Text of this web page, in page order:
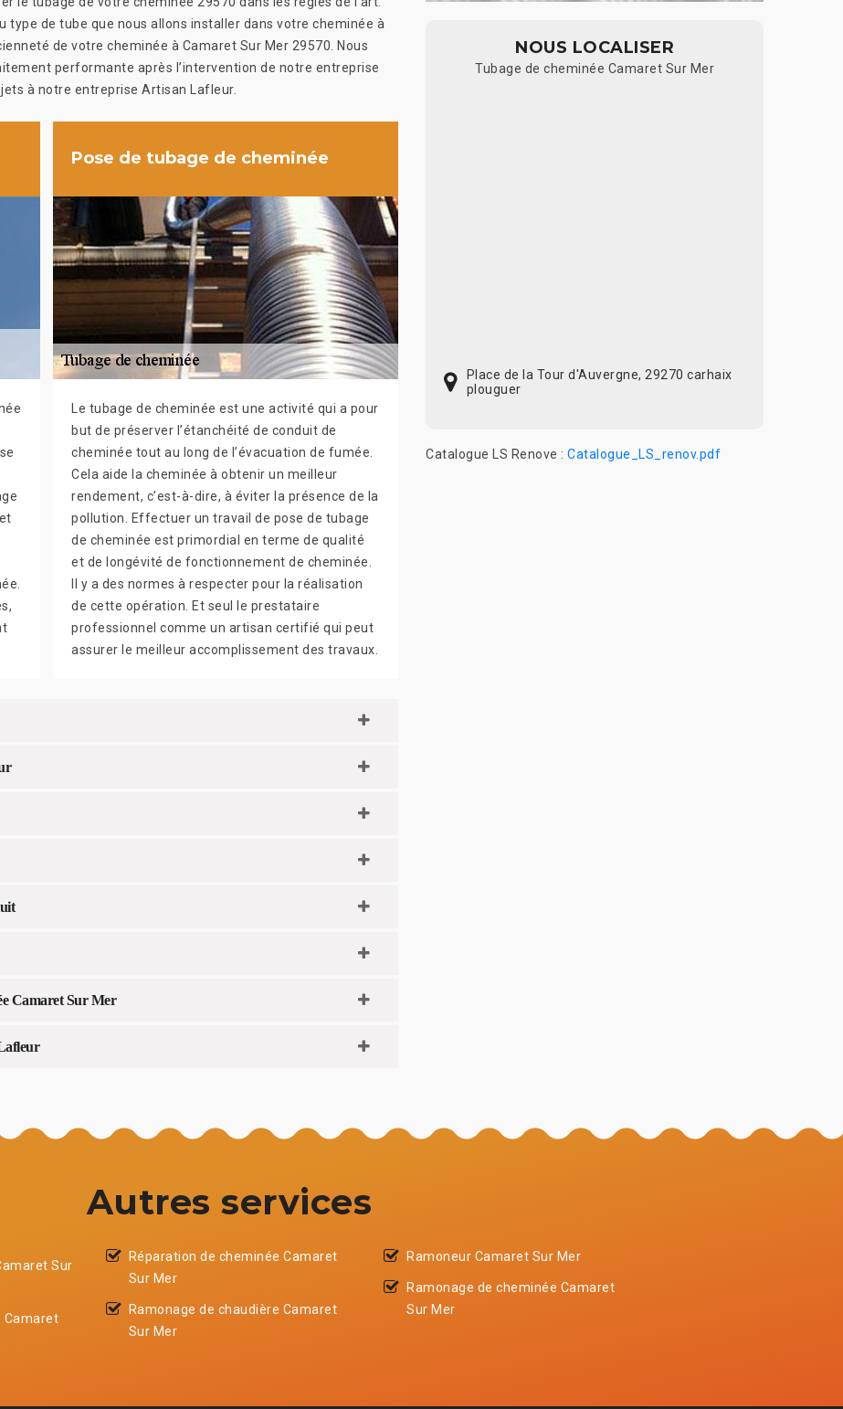
type de tube que nous allons installer dans votre cheminée à
de votre cheminée à Camaret Sur Mer 29570. Nous
performante après l’intervention de notre entreprise
à notre entreprise Artisan Lafleur.
Pose de tubage de cheminée
Le tubage de cheminée est une activité qui a pour
but de préserver l’étanchéité de conduit de
cheminée tout au long de l’évacuation de fumée.
Cela aide la cheminée à obtenir un meilleur
rendement, c’est-à-dire, à éviter la présence de la
pollution. Effectuer un travail de pose de tubage
de cheminée est primordial en terme de qualité
et de longévité de fonctionnement de cheminée.
Il y a des normes à respecter pour la réalisation
de cette opération. Et seul le prestataire
professionnel comme un artisan certifié qui peut
assurer le meilleur accomplissement des travaux.
Camaret Sur Mer
NOUS LOCALISER
Tubage de cheminée Camaret Sur Mer
Place de la Tour d'Auvergne, 29270 carhaix
plouguer
Catalogue LS Renove : Catalogue_LS_renov.pdf
Autres services
Sur
Camaret
Réparation de cheminée Camaret
Sur Mer
Ramonage de chaudière Camaret
Sur Mer
Ramoneur Camaret Sur Mer
Ramonage de cheminée Camaret
Sur Mer